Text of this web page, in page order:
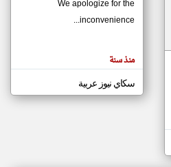
مصادر الأخبار من موريتانيا
اخبار موريتانيا على مدار الساعة
أهم اخبار موريتانيا العاجلة والمباشرة
We apologize for the
inconvenience...
منذ سنة
سكاي نيوز عربية
klyoum.com